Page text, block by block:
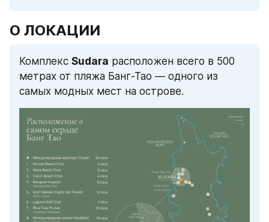
О ЛОКАЦИИ
Комплекс Sudara расположен всего в 500
метрах от пляжа Банг-Тао — одного из
самых модных мест на острове.